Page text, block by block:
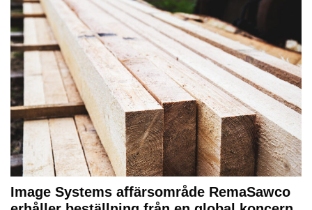
Image Systems affärsområde RemaSawco